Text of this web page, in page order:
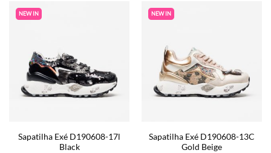
NEW IN
Sapatilha Exé D190608-17l
Black
NEW IN
Sapatilha Exé D190608-13C
Gold Beige